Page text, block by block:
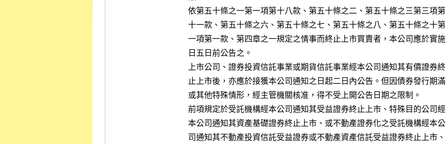
依第五十條之一第一項第十八款、第五十條之二、第五十條之三第三項第
十一款、第五十條之六、第五十條之七、第五十條之八、第五十條之十第
一項第一款、第四章之一規定之情事而終止上市買賣者，本公司應於實施
日五日前公告之。
上市公司、證券投資信託事業或期貨信託事業經本公司通知其有價證券終
止上市後，亦應於接獲本公司通知之日起二日內公告。但因債券發行期滿
或其他特殊情形，經主管機關核准，得不受上開公告日期之限制。
前項規定於受託機構經本公司通知其受益證券終止上市、特殊目的公司經
本公司通知其資產基礎證券終止上市、或不動產證券化之受託機構經本公
司通知其不動產投資信託受益證券或不動產資產信託受益證券終止上市、